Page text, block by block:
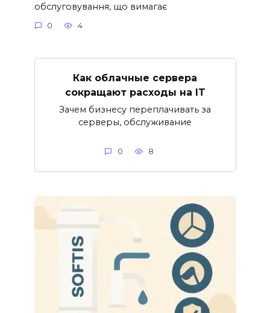
обслуговування, що вимагає
0 4
Как облачные сервера
сокращают расходы на IT
Зачем бизнесу переплачивать за
серверы, обслуживание
0 8